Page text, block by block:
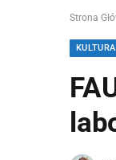
Strona